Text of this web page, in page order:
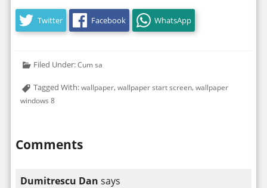
Twitter Facebook WhatsApp
Filed Under:Cum sa
Tagged With:wallpaper,wallpaper start screen,wallpaper
windows 8
Comments
Dumitrescu Dan says